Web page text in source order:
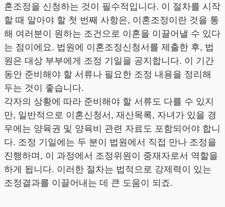
혼조정을 신청하는 것이 필수적입니다. 이 절차를 시작
할 때 알아야 할 첫 번째 사항은, 이혼조정이란 것을 통
해 여러분이 원하는 조건으로 이혼을 이끌어낼 수 있다
는 점이에요. 법원에 이혼조정신청서를 제출한 후, 법
원은 대상 부부에게 조정 기일을 공지합니다. 이 기간
동안 준비해야 할 서류나 필요한 조정 내용을 정리해
두는 것이 좋습니다.
각자의 상황에 따라 준비해야 할 서류도 다를 수 있지
만, 일반적으로 이혼신청서, 재산목록, 자녀가 있을 경
우에는 양육권 및 양육비 관련 자료도 포함되어야 합니
다. 조정 기일에는 두 분이 법원에서 직접 만나 조정을
진행하며, 이 과정에서 조정위원이 중재자로서 역할을
하게 됩니다. 이러한 절차는 법적으로 강제력이 있는
조정결과를 이끌어내는 데 큰 도움이 되죠.